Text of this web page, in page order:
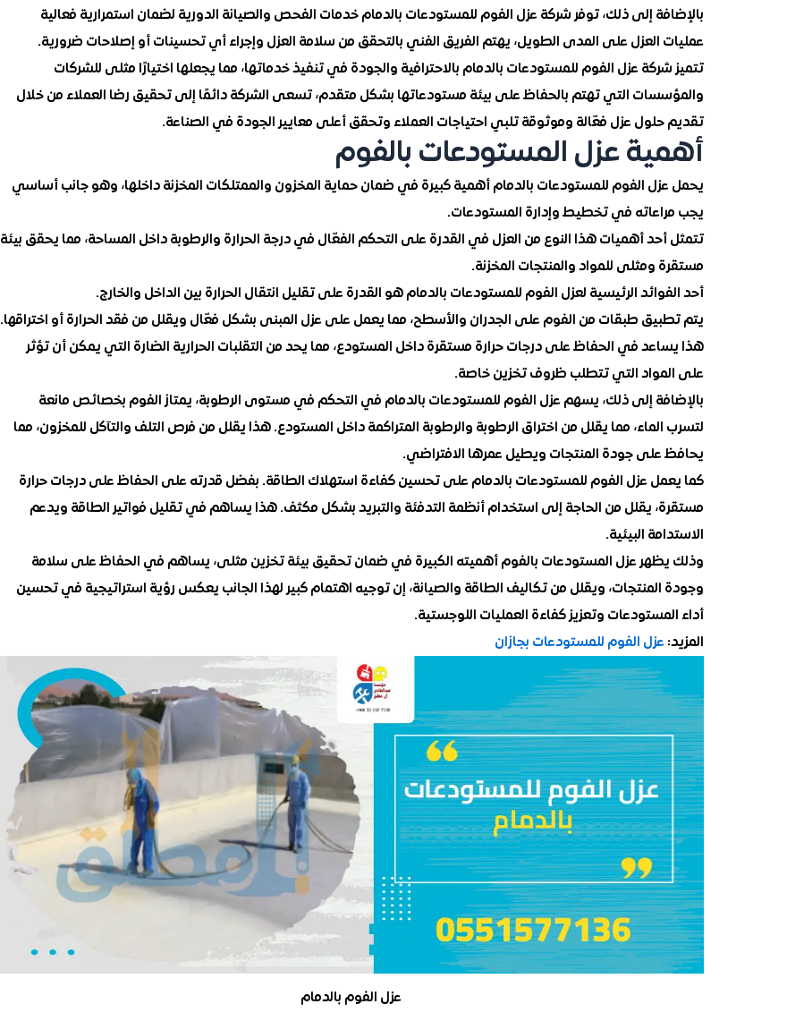
بالإضافة إلى ذلك، توفر شركة عزل الفوم للمستودعات بالدمام خدمات الفحص والصيانة الدورية لضمان استمرارية فعالية
عمليات العزل على المدى الطويل، يهتم الفريق الفني بالتحقق من سلامة العزل وإجراء أي تحسينات أو إصلاحات ضرورية.
تتميز شركة عزل الفوم للمستودعات بالدمام بالاحترافية والجودة في تنفيذ خدماتها، مما يجعلها اختيارًا مثلى للشركات
والمؤسسات التي تهتم بالحفاظ على بيئة مستودعاتها بشكل متقدم، تسعى الشركة دائمًا إلى تحقيق رضا العملاء من خلال
تقديم حلول عزل فعّالة وموثوقة تلبي احتياجات العملاء وتحقق أعلى معايير الجودة في الصناعة.
أهمية عزل المستودعات بالفوم
يحمل عزل الفوم للمستودعات بالدمام أهمية كبيرة في ضمان حماية المخزون والممتلكات المخزنة داخلها، وهو جانب أساسي
يجب مراعاته في تخطيط وإدارة المستودعات.
تتمثل أحد أهميات هذا النوع من العزل في القدرة على التحكم الفعّال في درجة الحرارة والرطوبة داخل المساحة، مما يحقق بيئة
مستقرة ومثلى للمواد والمنتجات المخزنة.
أحد الفوائد الرئيسية لعزل الفوم للمستودعات بالدمام هو القدرة على تقليل انتقال الحرارة بين الداخل والخارج.
يتم تطبيق طبقات من الفوم على الجدران والأسطح، مما يعمل على عزل المبنى بشكل فعّال ويقلل من فقد الحرارة أو اختراقها.
هذا يساعد في الحفاظ على درجات حرارة مستقرة داخل المستودع، مما يحد من التقلبات الحرارية الضارة التي يمكن أن تؤثر
على المواد التي تتطلب ظروف تخزين خاصة.
بالإضافة إلى ذلك، يسهم عزل الفوم للمستودعات بالدمام في التحكم في مستوى الرطوبة، يمتاز الفوم بخصائص مانعة
لتسرب الماء، مما يقلل من اختراق الرطوبة والرطوبة المتراكمة داخل المستودع. هذا يقلل من فرص التلف والتآكل للمخزون، مما
يحافظ على جودة المنتجات ويطيل عمرها الافتراضي.
كما يعمل عزل الفوم للمستودعات بالدمام على تحسين كفاءة استهلاك الطاقة. بفضل قدرته على الحفاظ على درجات حرارة
مستقرة، يقلل من الحاجة إلى استخدام أنظمة التدفئة والتبريد بشكل مكثف. هذا يساهم في تقليل فواتير الطاقة ويدعم
الاستدامة البيئية.
وذلك يظهر عزل المستودعات بالفوم أهميته الكبيرة في ضمان تحقيق بيئة تخزين مثلى، يساهم في الحفاظ على سلامة
وجودة المنتجات، ويقلل من تكاليف الطاقة والصيانة، إن توجيه اهتمام كبير لهذا الجانب يعكس رؤية استراتيجية في تحسين
أداء المستودعات وتعزيز كفاءة العمليات اللوجستية.
المزيد: عزل الفوم للمستودعات بجازان
عزل الفوم بالدمام